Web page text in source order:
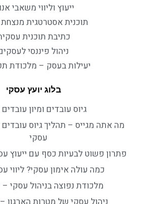
ייעוץ וליווי משאבי
תוכנית אסטרטגית
כתיבת תוכנית
ניהול פיננסי
יעילות בעסק – מלכודת
בלוג יועץ עסקי
גיוס עובדים ומיון
מה אתה מגייס – תהליך גיוס עובדים
עסקי
פתרון פשוט לבעיות כסף עם ייעוץ
כמה עולה אימון עסקי? ליווי
מלכודת נפוצה בניהול עסקי –